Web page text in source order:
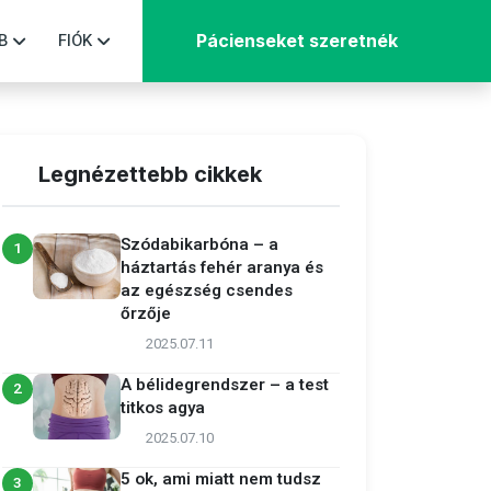
FIÓK Pácienseket szeretnék
Legnézettebb cikkek
1
Szódabikarbóna – a
háztartás fehér aranya és
az egészség csendes
őrzője
2025.07.11
2
A bélidegrendszer – a test
titkos agya
2025.07.10
3
5 ok, ami miatt nem tudsz